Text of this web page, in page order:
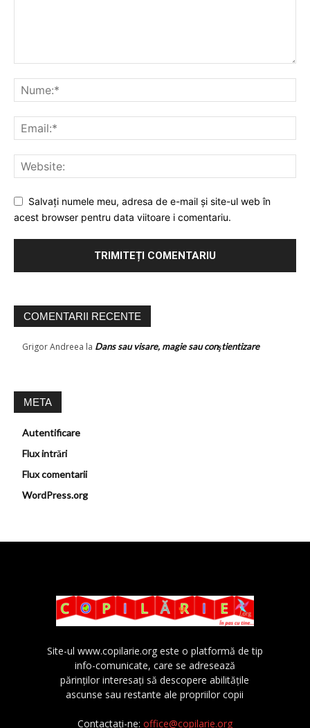
Salvați numele meu, adresa de e-mail și site-ul web în
acest browser pentru data viitoare i comentariu.
COMENTARII RECENTE
Grigor Andreea la Dans sau visare, magie sau conştientizare
META
Autentificare
Flux intrări
Flux comentarii
WordPress.org
Site-ul www.copilarie.org este o platformă de tip
info-comunicate, care se adresează
părinţilor interesaţi să descopere abilităţile
ascunse sau restante ale propriilor copii
Contactați-ne: office@copilarie.org